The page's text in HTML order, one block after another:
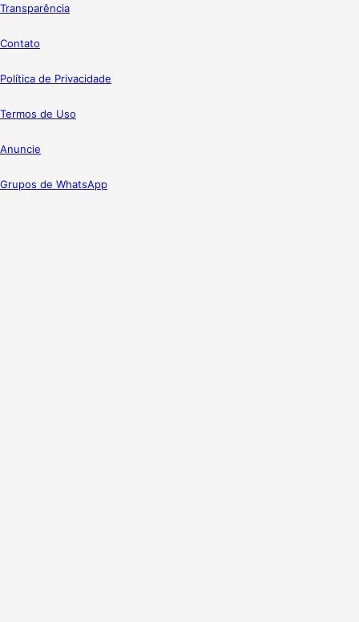
Transparência
Contato
Política de Privacidade
Termos de Uso
Anuncie
Grupos de WhatsApp